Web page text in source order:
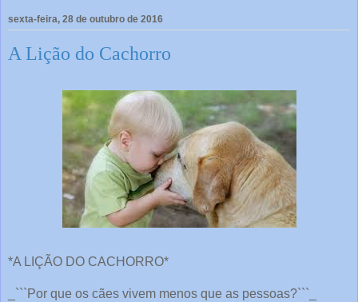
sexta-feira, 28 de outubro de 2016
A Lição do Cachorro
*A LIÇÃO DO CACHORRO*
_```Por que os cães vivem menos que as pessoas?```_